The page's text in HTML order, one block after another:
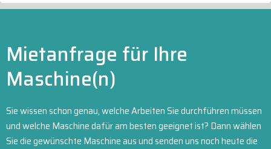
Mietanfrage für Ihre
Maschine(n)
Sie wissen schon genau, welche Arbeiten Sie durchführen müssen
und welche Maschine dafür am besten geeignet ist? Dann wählen
Sie die gewünschte Maschine aus und senden uns noch heute die